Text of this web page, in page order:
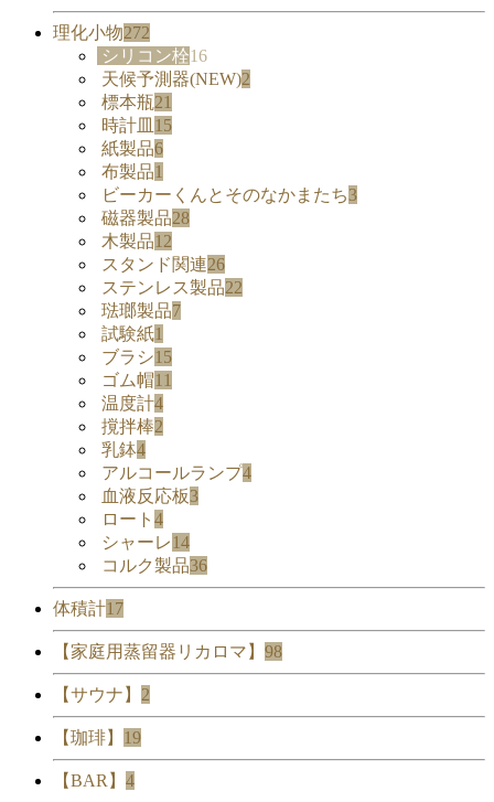
理化小物272
シリコン栓16
天候予測器(NEW)2
標本瓶21
時計皿 15
紙製品6
布製品1
ビーカーくんとそのなかまたち3
磁器製品28
木製品12
スタンド関連26
ステンレス製品22
琺瑯製品7
試験紙1
ブラシ15
ゴム帽11
温度計4
撹拌棒2
乳鉢4
アルコールランプ4
血液反応板3
ロート 4
シャーレ 14
コルク製品36
体積計17
【家庭用蒸留器リカロマ】 98
【サウナ】 2
【珈琲】 19
【BAR】 4